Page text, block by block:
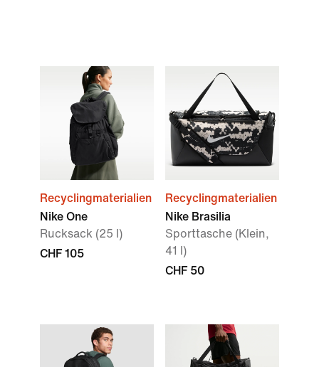
Recyclingmaterialien
Nike One
Rucksack (25 l)
CHF 105
Recyclingmaterialien
Nike Brasilia
Sporttasche (Klein,
41 l)
CHF 50